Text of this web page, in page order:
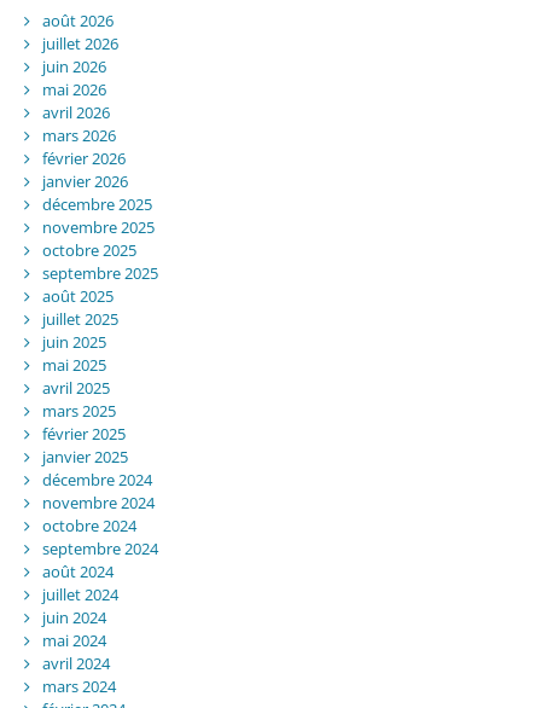
août 2026
juillet 2026
juin 2026
mai 2026
avril 2026
mars 2026
février 2026
janvier 2026
décembre 2025
novembre 2025
octobre 2025
septembre 2025
août 2025
juillet 2025
juin 2025
mai 2025
avril 2025
mars 2025
février 2025
janvier 2025
décembre 2024
novembre 2024
octobre 2024
septembre 2024
août 2024
juillet 2024
juin 2024
mai 2024
avril 2024
mars 2024